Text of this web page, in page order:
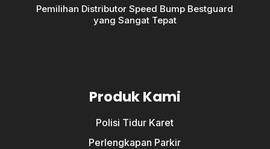
Pemilihan Distributor Speed Bump Bestguard
yang Sangat Tepat
Produk Kami
Polisi Tidur Karet
Perlengkapan Parkir